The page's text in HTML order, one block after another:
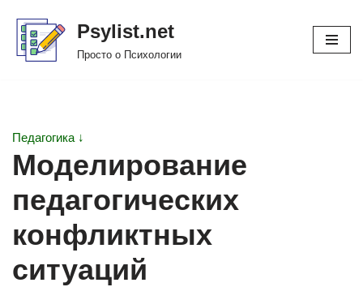
Перейти
Psylist.net
Просто о Психологии
Педагогика ↓
Моделирование
педагогических
конфликтных
ситуаций